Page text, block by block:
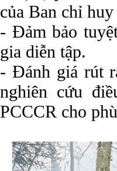
của Ban chỉ
- Đảm bảo
gia diễn tập.
- Đánh giá rút
nghiên cứu
PCCCR cho